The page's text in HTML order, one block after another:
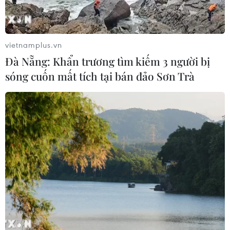
Sập công trình tại Cuba khiến 2
người tử vong
07/08/2026 01:48
Syria: Nổ xe buýt gần thủ đô
Damascus khiến 2 người chết và 13
người bị thương
07/08/2026 00:50
Ớt nhập khẩu từ Mexico khiến hàng
trăm người tiêu dùng Mỹ nhiễm
khuẩn Salmonella
07/08/2026 00:43
vietnamplus.vn
Đà Nẵng: Khẩn trương tìm kiếm 3 người bị
sóng cuốn mất tích tại bán đảo Sơn Trà